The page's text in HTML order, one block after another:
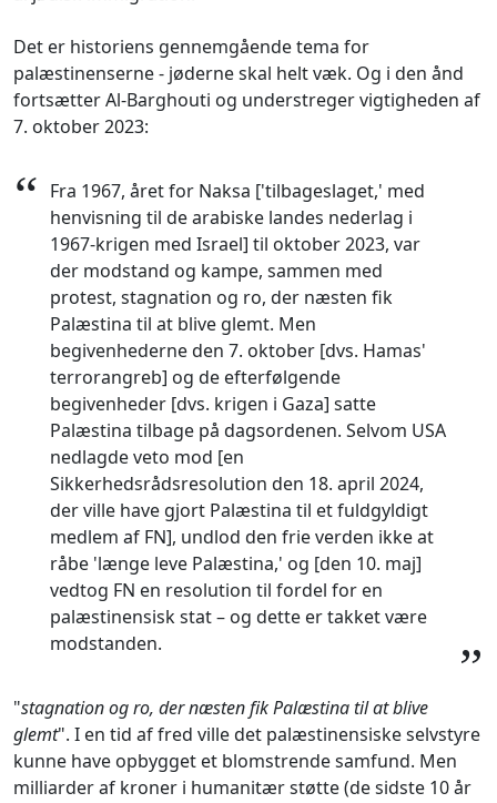
Det er historiens gennemgående tema for
palæstinenserne - jøderne skal helt væk. Og i den ånd
fortsætter Al-Barghouti og understreger vigtigheden af
7. oktober 2023:
“ Fra 1967, året for Naksa ['tilbageslaget,' med
henvisning til de arabiske landes nederlag i
1967-krigen med Israel] til oktober 2023, var
der modstand og kampe, sammen med
protest, stagnation og ro, der næsten fik
Palæstina til at blive glemt. Men
begivenhederne den 7. oktober [dvs. Hamas'
terrorangreb] og de efterfølgende
begivenheder [dvs. krigen i Gaza] satte
Palæstina tilbage på dagsordenen. Selvom USA
nedlagde veto mod [en
Sikkerhedsrådsresolution den 18. april 2024,
der ville have gjort Palæstina til et fuldgyldigt
medlem af FN], undlod den frie verden ikke at
råbe 'længe leve Palæstina,' og [den 10. maj]
vedtog FN en resolution til fordel for en
palæstinensisk stat – og dette er takket være
modstanden.
”
"stagnation og ro, der næsten fik Palæstina til at blive
glemt". I en tid af fred ville det palæstinensiske selvstyre
kunne have opbygget et blomstrende samfund. Men
milliarder af kroner i humanitær støtte (de sidste 10 år